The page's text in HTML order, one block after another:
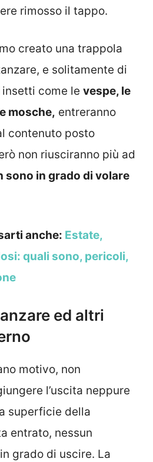
rimosso il tappo.
creato una trappola
e solitamente di
come le vespe, le
mosche, entreranno
contenuto posto
non riusciranno più ad
sono in grado di volare
anche: Estate,
quali sono, pericoli,
ed altri
motivo, non
l’uscita neppure
superficie della
entrato, nessun
grado di uscire. La